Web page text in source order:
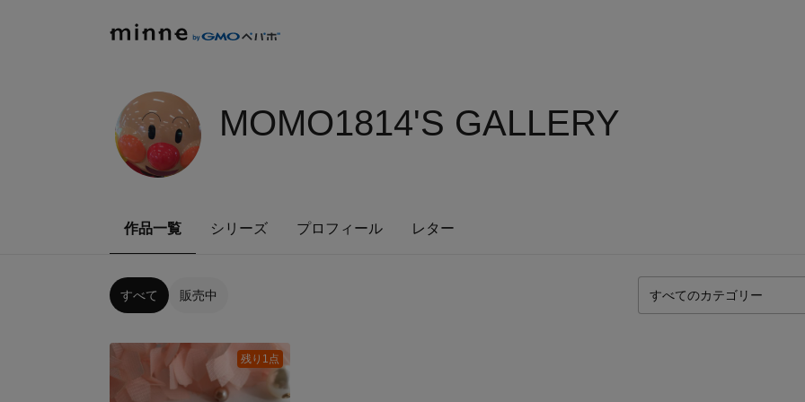
MOMO1814'S GALLERY
作品一覧 シリーズ プロフィール レター
すべて 販売中
残り1点